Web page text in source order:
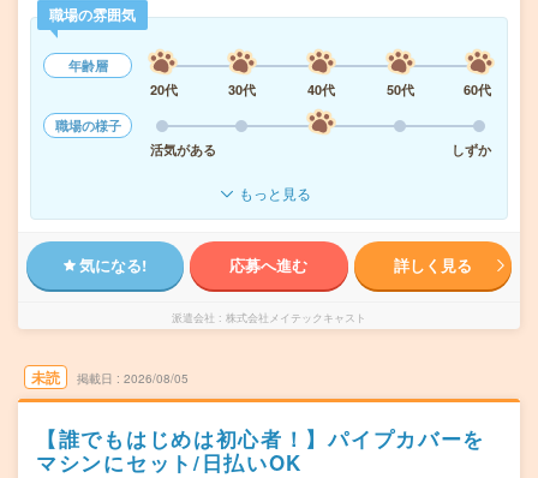
職場の雰囲気
年齢層
20代
30代 40代 50代
60代
職場の様子
活気がある
しずか
もっと見る
気になる! 応募へ進む 詳しく見る
派遣会社 株式会社メイテックキャスト
未読 掲載日 2026/08/05
【誰でもはじめは初心者！】パイプカバーを
マシンにセット/日払いOK